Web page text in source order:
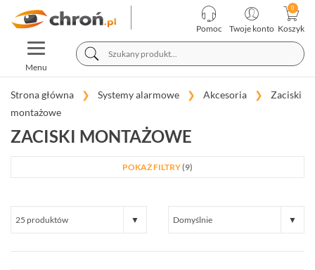
Pomoc Twoje konto Koszyk
TOGGLE
NAVIGATION
Menu
KATEGORIE
PRODUCENCI
TELEWIZJA
PRZEMYSŁOWA
ALARMOWE
INTEGRA
Strona główna Systemy alarmowe Akcesoria
Zaciski
montażowe
ZACISKI MONTAŻOWE
POKAŻ FILTRY(9)